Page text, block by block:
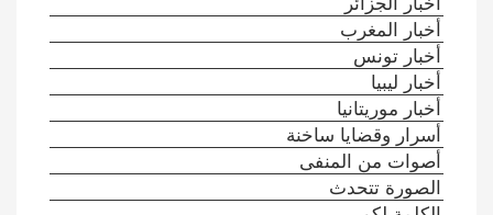
أخبار المغرب
أخبار تونس
أخبار ليبيا
أخبار موريتانيا
أسرار وقضايا ساخنة
أصوات من المنفى
الصورة تتحدث